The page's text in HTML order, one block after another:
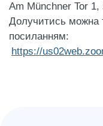
Am Münchner Tor 1,
Долучитись можна
посиланням:
https://